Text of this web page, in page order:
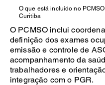
O que está incluído no
Curitiba
O PCMSO inclui
definição dos exames
emissão e controle de
acompanhamento da
trabalhadores e
integração com o PGR.